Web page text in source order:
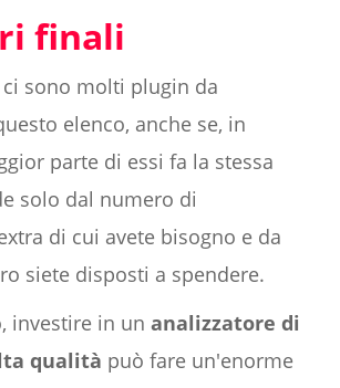
finali
ci sono molti plugin da
elenco, anche se, in
parte di essi fa la stessa
solo dal numero di
di cui avete bisogno e da
siete disposti a spendere.
investire in un analizzatore di
qualità può fare un'enorme